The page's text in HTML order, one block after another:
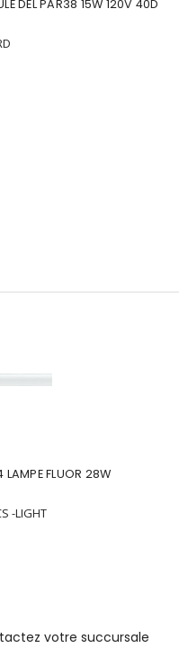
DEL PAR38 15W 120V 40D
FLUOR 28W
-LIGHT
votre succursale